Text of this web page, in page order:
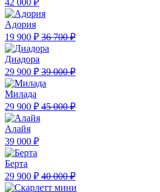
Адория
19 900 ₽ 36 700 ₽
Диадора
29 900 ₽ 39 000 ₽
Милада
29 900 ₽ 45 000 ₽
Алайя
39 000 ₽
Берта
29 900 ₽ 40 000 ₽